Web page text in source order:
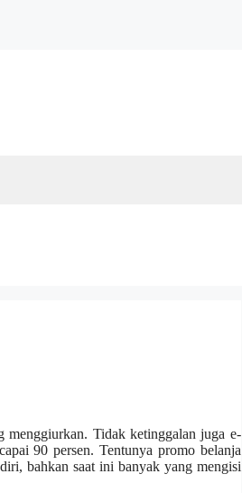
menggiurkan. Tidak ketinggalan juga e-
90 persen. Tentunya promo belanja
bahkan saat ini banyak yang mengisi